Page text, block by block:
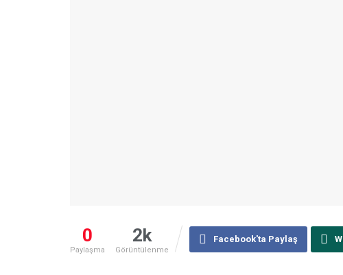
0
Paylaşma
2k
Görüntülenme
Facebook'ta Paylaş